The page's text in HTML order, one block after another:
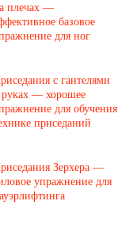
плечах —
базовое
для ног
с гантелями
руках — хорошее
для обучения
приседаний
Зерхера —
упражнение для